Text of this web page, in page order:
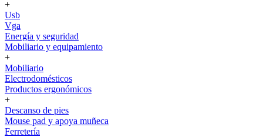
+
Usb
Vga
Energía y seguridad
Mobiliario y equipamiento
+
Mobiliario
Electrodomésticos
Productos ergonómicos
+
Descanso de pies
Mouse pad y apoya muñeca
Ferretería